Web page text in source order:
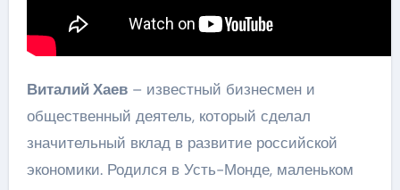
Виталий Хаев– известный бизнесмен и
общественный деятель, который сделал
значительный вклад в развитие российской
экономики. Родился в Усть-Монде, маленьком